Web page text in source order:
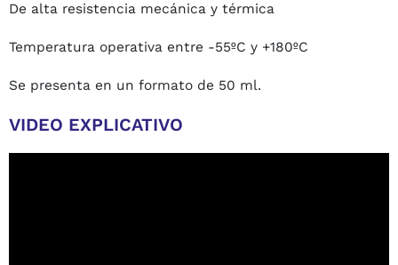
De alta resistencia mecánica y térmica
Temperatura operativa entre -55ºC y +180ºC
Se presenta en un formato de 50 ml.
VIDEO EXPLICATIVO